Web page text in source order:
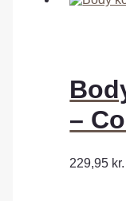
–
229,95 kr.